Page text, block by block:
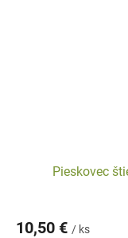
Pieskovec
10,50 € / ks